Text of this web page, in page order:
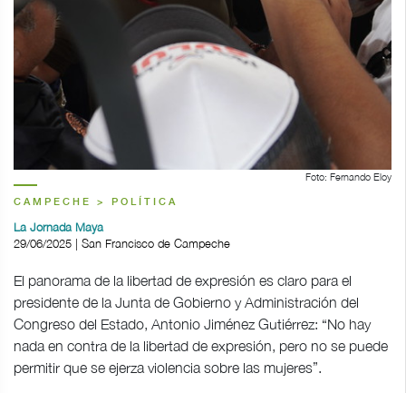
Foto: Fernando Eloy
CAMPECHE > POLÍTICA
La Jornada Maya
29/06/2025 | San Francisco de Campeche
El panorama de la libertad de expresión es claro para el
presidente de la Junta de Gobierno y Administración del
Congreso del Estado, Antonio Jiménez Gutiérrez: “No hay
nada en contra de la libertad de expresión, pero no se puede
permitir que se ejerza violencia sobre las mujeres”.